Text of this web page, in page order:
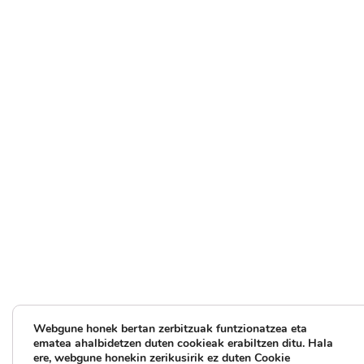
Webgune honek bertan zerbitzuak funtzionatzea eta
ematea ahalbidetzen duten cookieak erabiltzen ditu. Hala
ere, webgune honekin zerikusirik ez duten Cookie